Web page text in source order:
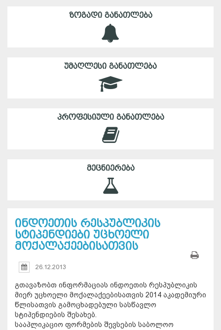
ᲖᲝᲒᲐᲓᲘ ᲒᲐᲜᲐᲗᲚᲔᲑᲐ
ᲣᲛᲐᲦᲚᲔᲡᲘ ᲒᲐᲜᲐᲗᲚᲔᲑᲐ
ᲞᲠᲝᲤᲔᲡᲘᲣᲚᲘ ᲒᲐᲜᲐᲗᲚᲔᲑᲐ
ᲛᲔᲪᲜᲘᲔᲠᲔᲑᲐ
ინდოეთის რესპუბლიკის
სტიპენდიები უცხოელი
მოქალაქეებისათვის
26.12.2013
გთავაზობთ ინფორმაციას ინდოეთის რესპუბლიკის
მიერ უცხოელი მოქალაქეებისათვის 2014 აკადემიური
წლისათვის გამოცხადებული სასწავლო
სტიპენდიების შესახებ.
სააპლიკაციო ფორმების შევსების საბოლოო